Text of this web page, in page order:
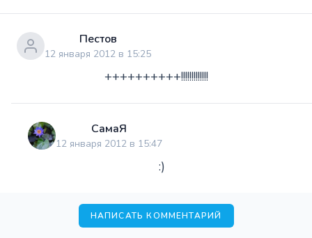
Пестов
12 января 2012 в 15:25
++++++++++!!!!!!!!!!!!!
СамаЯ
12 января 2012 в 15:47
:)
НАПИСАТЬ КОММЕНТАРИЙ